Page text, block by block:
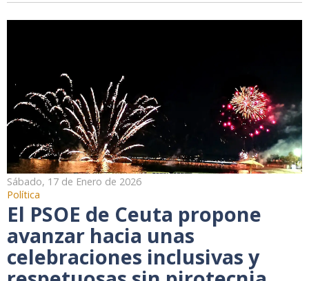
Sábado, 17 de Enero de 2026
Política
El PSOE de Ceuta propone
avanzar hacia unas
celebraciones inclusivas y